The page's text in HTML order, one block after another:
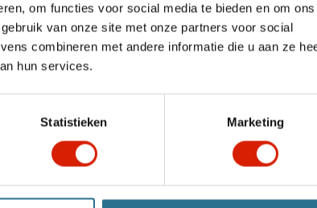
om functies voor social media te bieden en om ons
van onze site met onze partners voor social
combineren met andere informatie die u aan ze
hun services.
Statistieken Marketing
et protection
déambulateur. Son rembourrage doux offre un
reste plus longtemps comme neuf.
ou lors de vos déplacements.